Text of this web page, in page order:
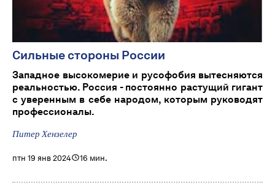
Сильные стороны России
Западное высокомерие и русофобия вытесняются
реальностью. Россия - постоянно растущий гигант
с уверенным в себе народом, которым руководят
профессионалы.
Питер Хензелер
птн 19 янв 2024 16 мин.